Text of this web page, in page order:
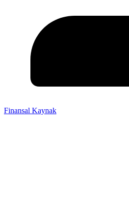
Finansal Kaynak